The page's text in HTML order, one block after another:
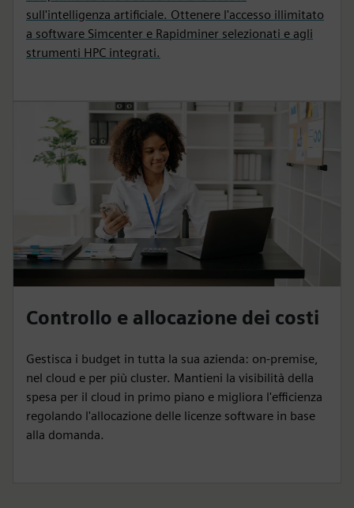
sull'intelligenza artificiale. Ottenere l'accesso illimitato
a software Simcenter e Rapidminer selezionati e agli
strumenti HPC integrati.
Controllo e allocazione dei costi
Gestisca i budget in tutta la sua azienda: on-premise,
nel cloud e per più cluster. Mantieni la visibilità della
spesa per il cloud in primo piano e migliora l'efficienza
regolando l'allocazione delle licenze software in base
alla domanda.